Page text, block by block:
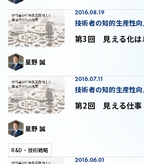
第3回 見える化は
2016.08.19
技術者の知的生産性
星野 誠
第2回 見える仕事
2016.07.11
技術者の知的生産性
星野 誠
R&D・技術戦略
2016.06.01